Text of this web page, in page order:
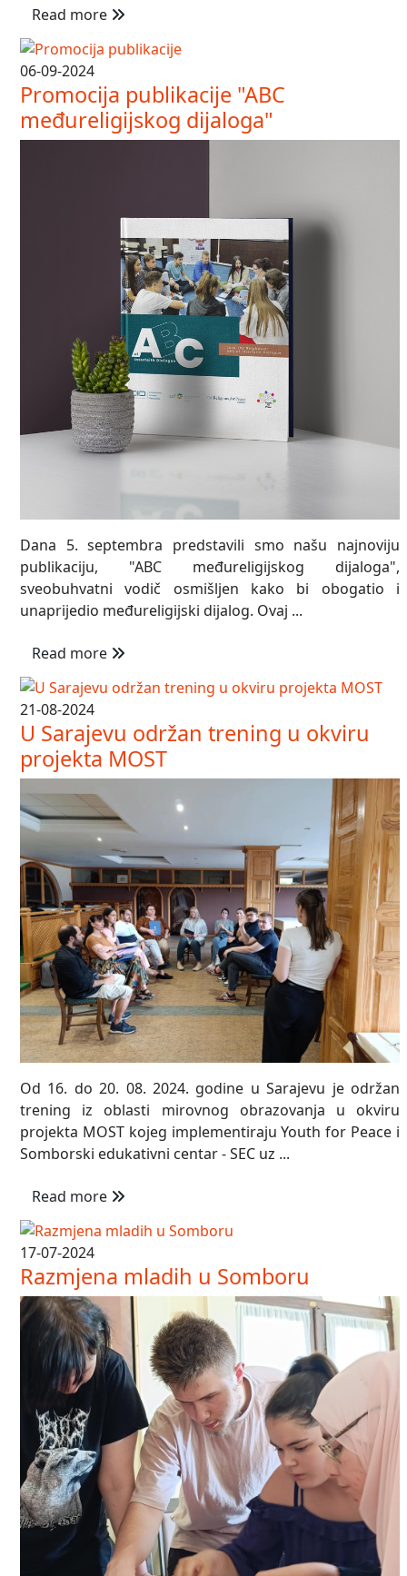
Read more
06-09-2024
Promocija publikacije "ABC
međureligijskog dijaloga"
Dana 5. septembra predstavili smo našu najnoviju
publikaciju, "ABC međureligijskog dijaloga",
sveobuhvatni vodič osmišljen kako bi obogatio i
unaprijedio međureligijski dijalog. Ovaj ...
Read more
21-08-2024
U Sarajevu održan trening u okviru
projekta MOST
Od 16. do 20. 08. 2024. godine u Sarajevu je održan
trening iz oblasti mirovnog obrazovanja u okviru
projekta MOST kojeg implementiraju Youth for Peace i
Somborski edukativni centar - SEC uz ...
Read more
17-07-2024
Razmjena mladih u Somboru